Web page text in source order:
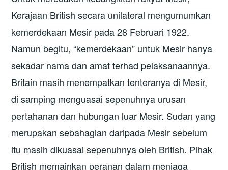
Kerajaan British secara unilateral mengumumkan
kemerdekaan Mesir pada 28 Februari 1922.
Namun begitu, “kemerdekaan” untuk Mesir hanya
sekadar nama dan amat terhad pelaksanaannya.
Britain masih menempatkan tenteranya di Mesir,
di samping menguasai sepenuhnya urusan
pertahanan dan hubungan luar Mesir. Sudan yang
merupakan sebahagian daripada Mesir sebelum
itu masih dikuasai sepenuhnya oleh British. Pihak
British memainkan peranan dalam menjaga